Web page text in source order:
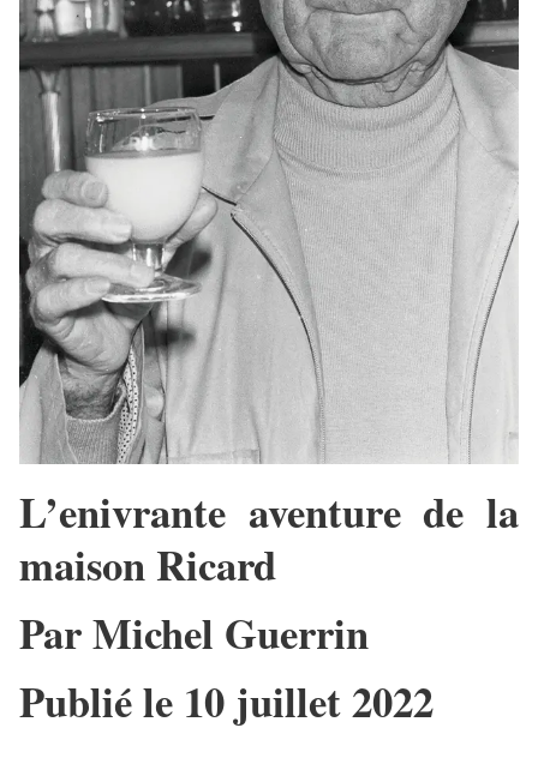
L’enivrante aventure de la
maison Ricard
Par Michel Guerrin
Publié le 10 juillet 2022